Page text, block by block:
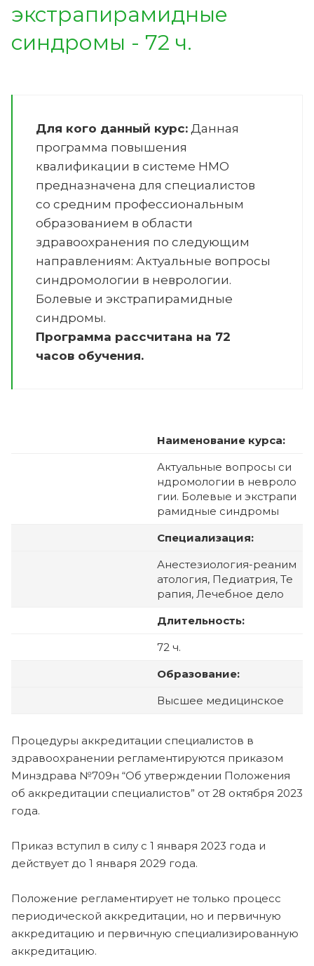
экстрапирамидные
синдромы - 72 ч.
Для кого данный курс: Данная
программа повышения
квалификации в системе НМО
предназначена для специалистов
со средним профессиональным
образованием в области
здравоохранения по следующим
направлениям: Актуальные вопросы
синдромологии в неврологии.
Болевые и экстрапирамидные
синдромы.
Программа рассчитана на 72
часов обучения.
Наименование курса:
Актуальные вопросы си
ндромологии в невроло
гии. Болевые и экстрапи
рамидные синдромы
Специализация:
Анестезиология-реаним
атология, Педиатрия, Те
рапия, Лечебное дело
Длительность:
72 ч.
Образование:
Высшее медицинское
Процедуры аккредитации специалистов в
здравоохранении регламентируются приказом
Минздрава №709н “Об утверждении Положения
об аккредитации специалистов” от 28 октября 2023
года.
Приказ вступил в силу с 1 января 2023 года и
действует до 1 января 2029 года.
Положение регламентирует не только процесс
периодической аккредитации, но и первичную
аккредитацию и первичную специализированную
аккредитацию.